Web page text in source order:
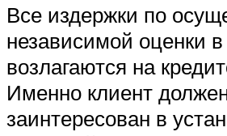
Все издержки по
независимой оценки
возлагаются на
Именно клиент
заинтересован в